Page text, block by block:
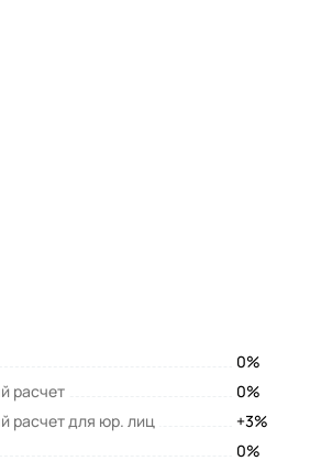
0%
расчет
0%
расчет для юр. лиц
+3%
0%